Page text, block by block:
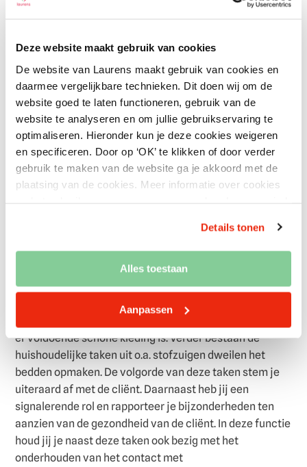
Deze website maakt gebruik van cookies
De website van Laurens maakt gebruik van cookies en
daarmee vergelijkbare technieken. Dit doen wij om de
website goed te laten functioneren, gebruik van de
website te analyseren en om jullie gebruikservaring te
optimaliseren. Hieronder kun je deze cookies weigeren
en specificeren. Door op ‘OK’ te klikken of door verder
gebruik te maken van de website ga je akkoord met de
plaatsing van de cookies. Meer informatie over cookies
Details tonen
Alles toestaan
Aanpassen
8 – 16 uur Rotterdam
Niet van toepassing
Solliciteer
Wil jij werken als hulp bij het huishouden in Rotterdam?
Als huishoudelijke hulp zorg ondersteun jij de
thuiswonende cliënten bij het uitvoeren van de
huishoudelijke taken. Je zorgt voor een schone en fijne
er voldoende schone kleding is. Verder bestaan de
huishoudelijke taken uit o.a. stofzuigen dweilen het
bedden opmaken. De volgorde van deze taken stem je
uiteraard af met de cliënt. Daarnaast heb jij een
signalerende rol en rapporteer je bijzonderheden ten
aanzien van de gezondheid van de cliënt. In deze functie
houd jij je naast deze taken ook bezig met het
onderhouden van het contact met